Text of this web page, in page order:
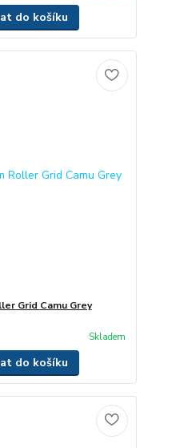
do košíku
Grid Camu Grey
Skladem
do košíku